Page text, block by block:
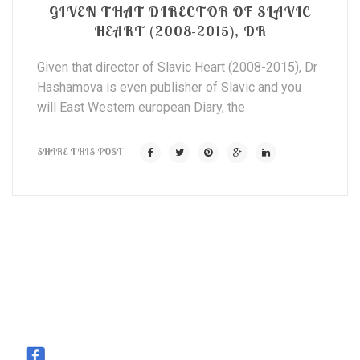
GIVEN THAT DIRECTOR OF SLAVIC
HEART (2008-2015), DR
Given that director of Slavic Heart (2008-2015), Dr
Hashamova is even publisher of Slavic and you
will East Western european Diary, the
SHARE THIS POST